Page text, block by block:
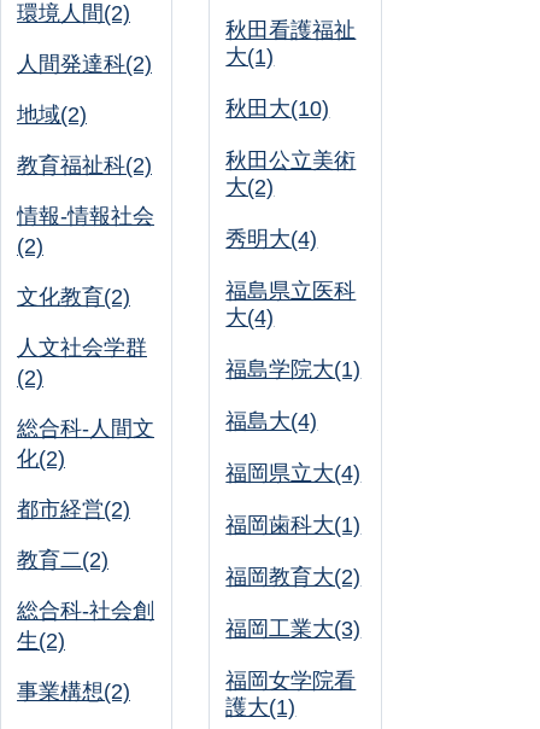
環境人間(2)
人間発達科(2)
地域(2)
教育福祉科(2)
情報-情報社会
(2)
文化教育(2)
人文社会学群
(2)
総合科-人間文
化(2)
都市経営(2)
教育二(2)
総合科-社会創
生(2)
事業構想(2)
秋田看護福祉
大(1)
秋田大(10)
秋田公立美術
大(2)
秀明大(4)
福島県立医科
大(4)
福島学院大(1)
福島大(4)
福岡県立大(4)
福岡歯科大(1)
福岡教育大(2)
福岡工業大(3)
福岡女学院看
護大(1)